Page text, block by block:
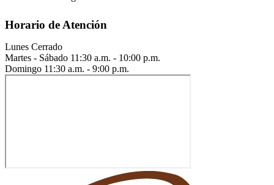
Horario de Atención
Lunes Cerrado
Martes - Sábado 11:30 a.m. - 10:00 p.m.
Domingo 11:30 a.m. - 9:00 p.m.